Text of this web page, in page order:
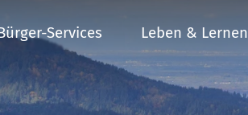
Services Leben & Lernen